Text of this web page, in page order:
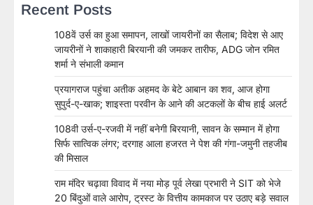
Recent Posts
108वें उर्स का हुआ समापन, लाखों जायरीनों का सैलाब; विदेश से आए
जायरीनों ने शाकाहारी बिरयानी की जमकर तारीफ, ADG जोन रमित
शर्मा ने संभाली कमान
प्रयागराज पहुंचा अतीक अहमद के बेटे आबान का शव, आज होगा
सुपुर्द-ए-खाक; शाइस्ता परवीन के आने की अटकलों के बीच हाई अलर्ट
108वी उर्स-ए-रजवी में नहीं बनेगी बिरयानी, सावन के सम्मान में होगा
सिर्फ सात्विक लंगर; दरगाह आला हजरत ने पेश की गंगा-जमुनी तहजीब
की मिसाल
राम मंदिर चढ़ावा विवाद में नया मोड़ पूर्व लेखा प्रभारी ने SIT को भेजे
20 बिंदुओं वाले आरोप, ट्रस्ट के वित्तीय कामकाज पर उठाए बड़े सवाल